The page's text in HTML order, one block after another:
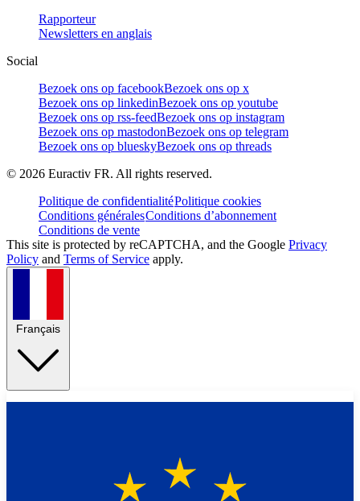
Rapporteur
Newsletters en anglais
Social
Bezoek ons op facebookBezoek ons op x
Bezoek ons op linkedinBezoek ons op youtube
Bezoek ons op rss-feedBezoek ons op instagram
Bezoek ons op mastodonBezoek ons op telegram
Bezoek ons op blueskyBezoek ons op threads
© 2026 Euractiv FR. All rights reserved.
Politique de confidentialitéPolitique cookies
Conditions généralesConditions d’abonnement
Conditions de vente
This site is protected by reCAPTCHA, and the Google Privacy
Policy and Terms of Service apply.
Français